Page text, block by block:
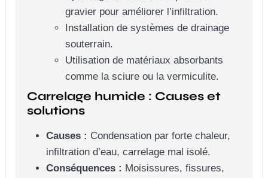
gravier pour améliorer l’infiltration.
Installation de systèmes de drainage
souterrain.
Utilisation de matériaux absorbants
comme la sciure ou la vermiculite.
Carrelage humide : Causes et
solutions
Causes : Condensation par forte chaleur,
infiltration d’eau, carrelage mal isolé.
Conséquences : Moisissures, fissures,